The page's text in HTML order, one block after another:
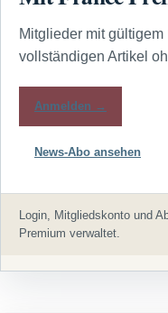
Mitglieder mit
vollständigen Artikel
Anmelden →
News-Abo ansehen
Login, Mitgliedskonto und
Premium verwaltet.